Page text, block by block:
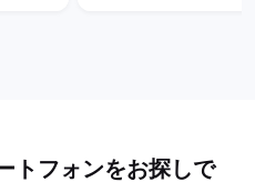
トフォンをお探しで